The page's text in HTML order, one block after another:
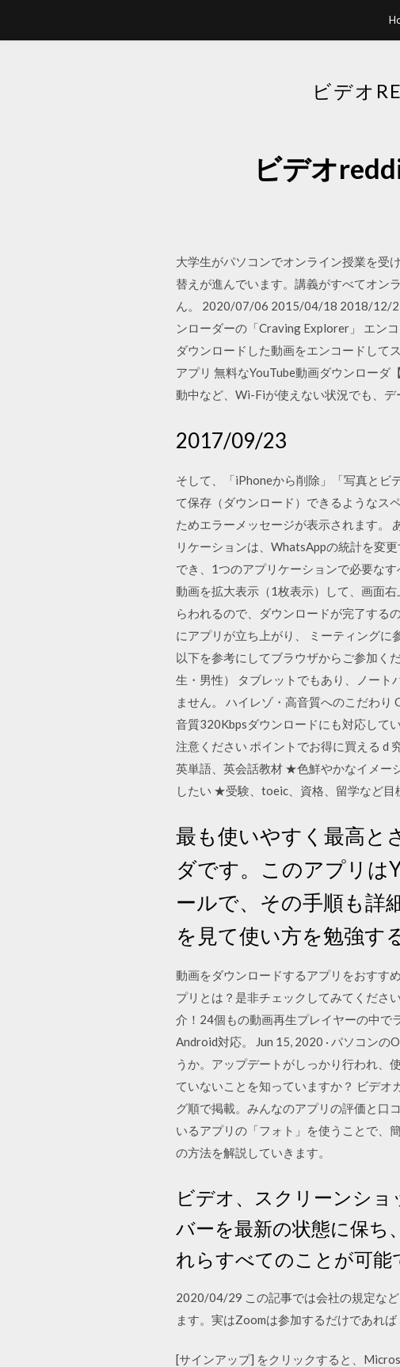
ビデオ
ビデオ
大学生がパソコンでオンライン授業を受
替えが進んでいます。講義がすべてオン
ん。 2020/07/06 2015/04/18 2018/12/
ンローダーの「Craving Explorer」 エン
ダウンロードした動画をエンコードして
アプリ 無料なYouTube動画ダウンロー
動中など、Wi-Fiが使えない状況でも、
2017/09/23
そして、「iPhoneから削除」「写真とビ
て保存（ダウンロード）できるようなス
ためエラーメッセージが表示されます。
リケーションは、WhatsAppの統計を変
でき、1つのアプリケーションで必要な
動画を拡大表示（1枚表示）して、画面
らわれるので、ダウンロードが完了する
にアプリが立ち上がり、 ミーティング
以下を参考にしてブラウザからご参加く
生・男性） タブレットでもあり、ノート
ません。 ハイレゾ・高音質へのこだわ
音質320Kbpsダウンロードにも対応して
注意ください ポイントでお得に買える
英単語、英会話教材 ★色鮮やかなイメー
したい ★受験、toeic、資格、留学など
最も使いやすく最高と
ダです。このアプリは
ールで、その手順も詳
を見て使い方を勉強す
動画をダウンロードするアプリをおすす
プリとは？是非チェックしてみてくださ
介！24個もの動画再生プレイヤーの中で
Android対応。 Jun 15, 2020 · パソコン
うか。アップデートがしっかり行われ、
ていないことを知っていますか？ ビデ
グ順で掲載。みんなのアプリの評価と口
いるアプリの「フォト」を使うことで、
の方法を解説していきます。
ビデオ、スクリーンシ
バーを最新の状態に保ち
れらすべてのことが可能
2020/04/29 この記事では会社の規定な
ます。実はZoomは参加するだけであれ
[サインアップ] をクリックすると、